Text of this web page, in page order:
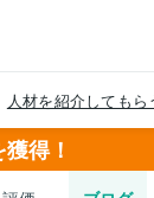
得！